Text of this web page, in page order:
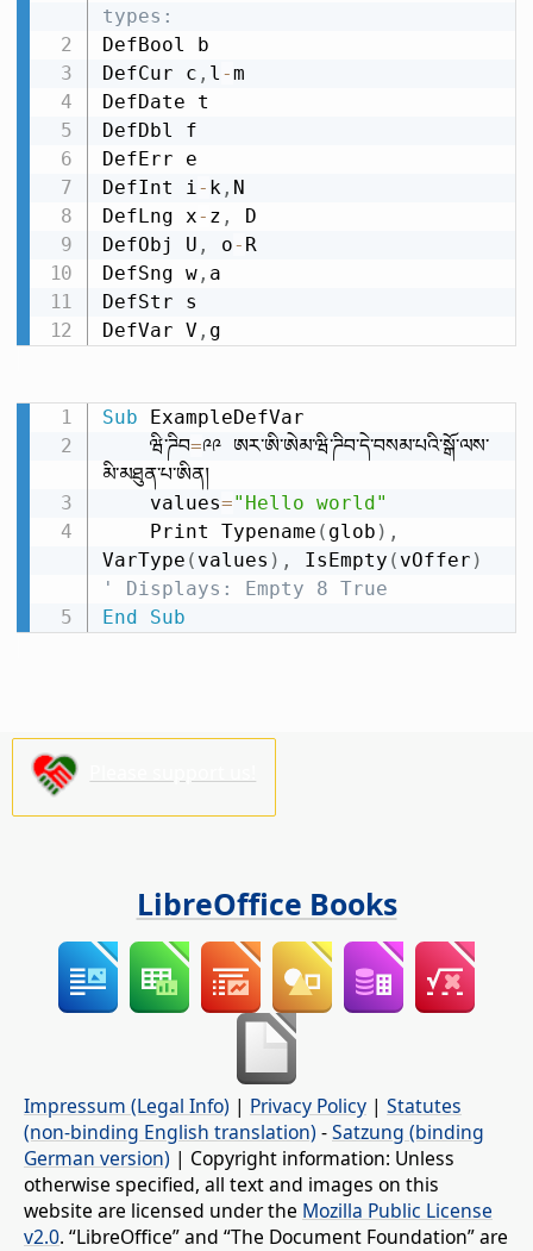
types:
DefBool b
DefCur c , l -m
DefDate t
DefDbl f
DefErr e
DefInt i - k , N
DefLng x- z ,
D
DefObj U , o- R
DefSng w, a
DefStr s
DefVar V , g
Sub ExampleDefVar
    ཝི་ཌིབ
=༩༩ ཨར་ཨི་ཨེམ་ཝི་ཌིབ་དེ་བསམ་པའི་སྒོ་ལས་
མི་མཐུན་པ་ཨིན།
    values
="Hello world"
    Print Typename
( glob ) ,
VarType ( values ) , IsEmpty ( vOffer )
' Displays: Empty 8 True
End
Sub
LibreOffice Books
Impressum (Legal Info) | Privacy Policy | Statutes
(non-binding English translation) -Satzung (binding
German version) | Copyright information: Unless
otherwise specified, all text and images on this
website are licensed under the Mozilla Public License
v2.0. “LibreOffice” and “The Document Foundation” are